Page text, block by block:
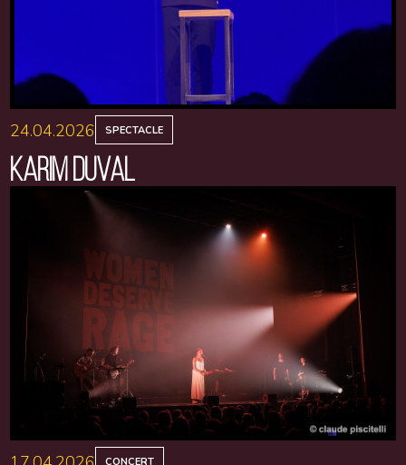
24.04.2026 SPECTACLE
KARIM DUVAL
CONCERT